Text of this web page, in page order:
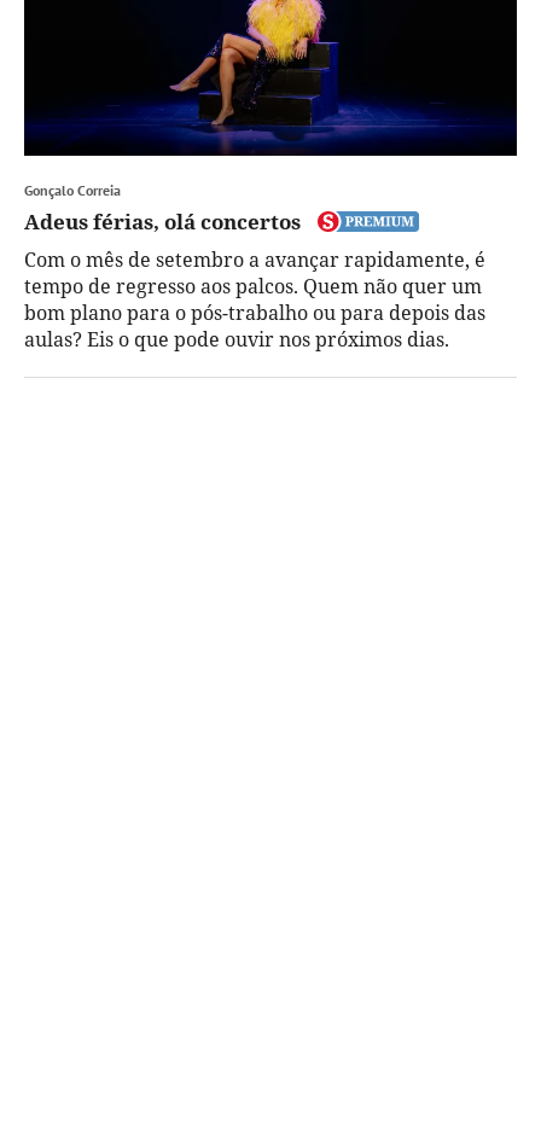
Gonçalo Correia
Adeus férias, olá concertos
Com o mês de setembro a avançar rapidamente, é
tempo de regresso aos palcos. Quem não quer um
bom plano para o pós-trabalho ou para depois das
aulas? Eis o que pode ouvir nos próximos dias.